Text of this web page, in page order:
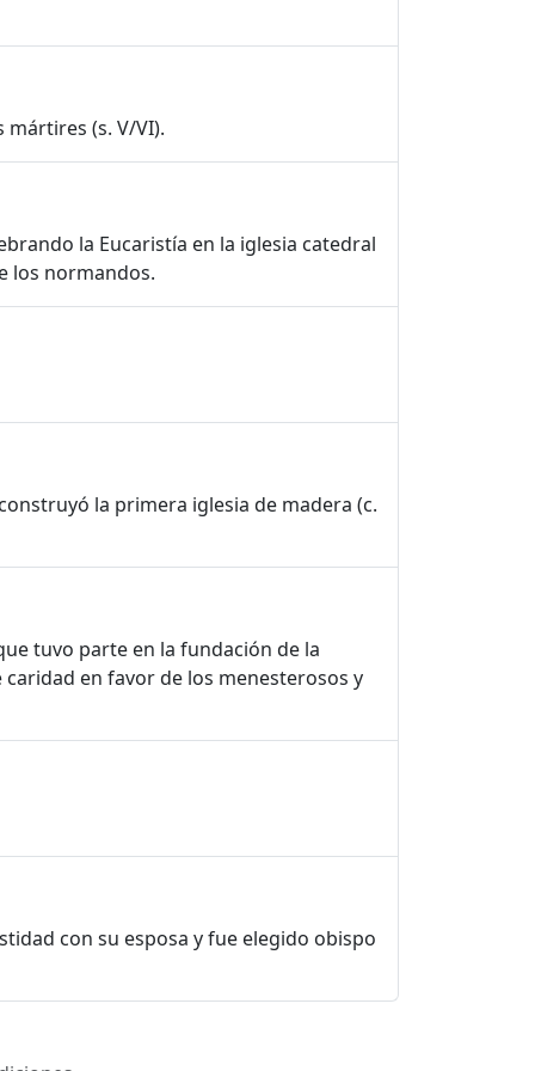
(s. V/VI).
la Eucaristía en la iglesia catedral
los normandos.
la primera iglesia de madera (c.
tuvo parte en la fundación de la
en favor de los menesterosos y
con su esposa y fue elegido obispo